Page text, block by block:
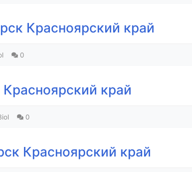
Красноярский край
0
край
0
Красноярский край